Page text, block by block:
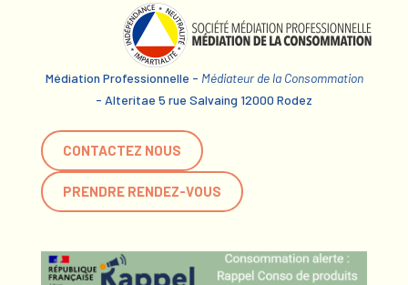
Médiation Professionnelle - Médiateur de la Consommation
- Alteritae 5 rue Salvaing 12000 Rodez
CONTACTEZ NOUS
PRENDRE RENDEZ-VOUS